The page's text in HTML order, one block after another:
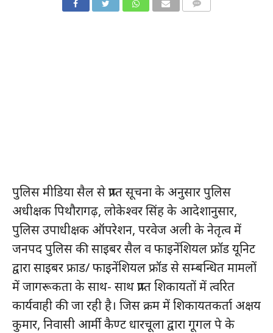
पुलिस मीडिया सैल से प्राप्त सूचना के अनुसार पुलिस
अधीक्षक पिथौरागढ़, लोकेश्वर सिंह के आदेशानुसार,
पुलिस उपाधीक्षक ऑपरेशन, परवेज अली के नेतृत्व में
जनपद पुलिस की साइबर सैल व फाइनेंशियल फ्रॉड यूनिट
द्वारा साइबर फ्राड/ फाइनेंशियल फ्रॉड से सम्बन्धित मामलों
में जागरूकता के साथ- साथ प्राप्त शिकायतों में त्वरित
कार्यवाही की जा रही है। जिस क्रम में शिकायतकर्ता अक्षय
कुमार, निवासी आर्मी कैण्ट धारचूला द्वारा गूगल पे के